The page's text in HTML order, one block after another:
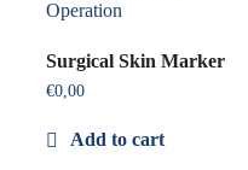
Surgical Skin Marker
€0,00
Add to cart